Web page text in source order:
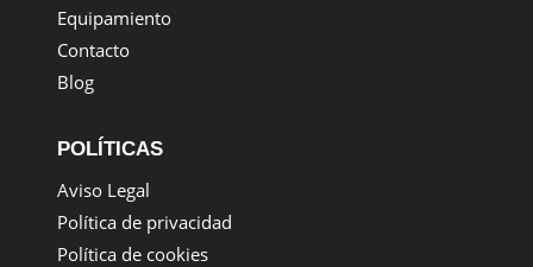
Equipamiento
Contacto
Blog
POLÍTICAS
Aviso Legal
Política de privacidad
Política de cookies